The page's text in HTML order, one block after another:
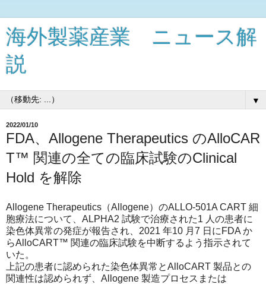
海外製薬産業 ニュース解
説
▼
2022/01/10
FDA、Allogene Therapeutics のAlloCAR
T™ 関連の全ての臨床試験のClinical
Hold を解除
Allogene Therapeutics（Allogene）のALLO-501A CART 細
胞療法について、ALPHA2 試験で治療された1 人の患者に
染色体異常の発症が報告され、2021 年10 月7 日にFDA か
らAlloCART™ 関連の臨床試験を中断するよう指示されて
いた。
上記の患者に認められた染色体異常とAlloCART 製品との
関連性は認められず、Allogene 製造プロセスまたは